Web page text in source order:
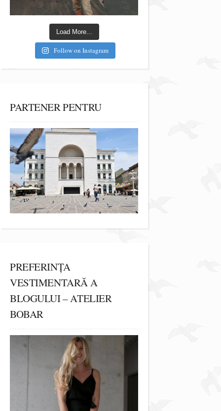
Load More...
Follow on Instagram
PARTENER PENTRU
PREFERINȚA
VESTIMENTARĂ A
BLOGULUI – ATELIER
BOBAR